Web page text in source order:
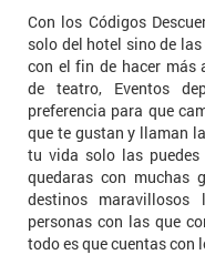
Con los Códigos
solo del hotel sino de
con el fin de hacer más
de teatro, Eventos
preferencia para que
que te gustan y llaman
tu vida solo las
quedaras con muchas
destinos
personas con las que
todo es que cuentas con